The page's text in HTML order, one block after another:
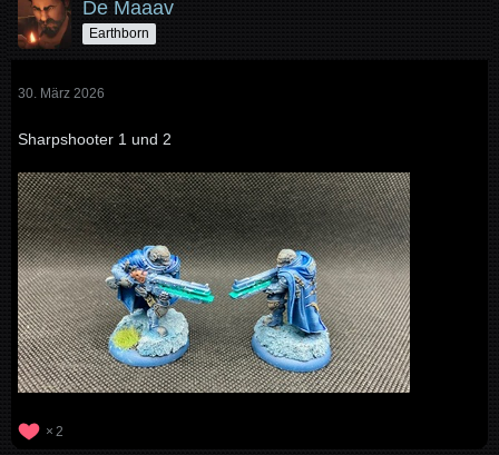
De Maaav
Earthborn
30. März 2026
Sharpshooter 1 und 2
2